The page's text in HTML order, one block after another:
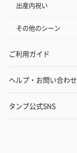
出産内祝い
その他のシーン
ご利用ガイド
ヘルプ・お問い合わせ
タンプ公式SNS